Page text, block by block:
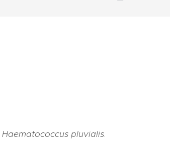
Haematococcus pluvialis